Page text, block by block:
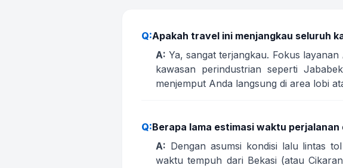
Q:Apakah travel ini menjangkau seluruh
A: Ya, sangat terjangkau. Fokus layanan
kawasan perindustrian seperti
menjemput Anda langsung di area lobi
Q:Berapa lama estimasi waktu perjalanan
A: Dengan asumsi kondisi lalu lintas
waktu tempuh dari Bekasi (atau